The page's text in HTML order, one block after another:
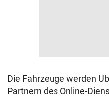
Die Fahrzeuge werden
Partnern des Online-